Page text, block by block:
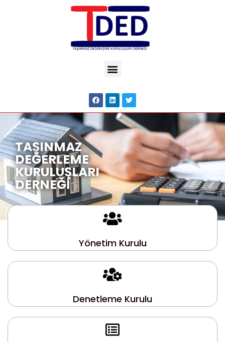
TAŞINMAZ
DEĞERLEME
KURULUŞLARI
DERNEĞİ
Yönetim Kurulu
Denetleme Kurulu